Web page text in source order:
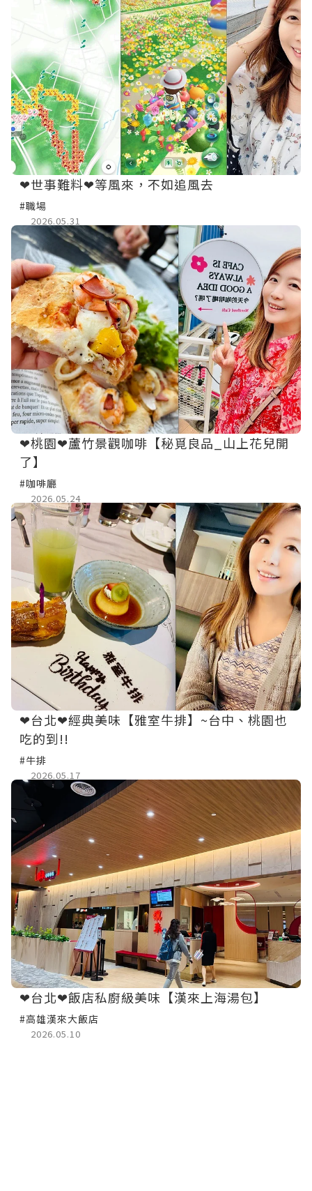
❤世事難料❤等風來，不如追風去
#職場
2026.05.31
❤桃園❤蘆竹景觀咖啡【秘覓良品_山上花兒開
了】
#咖啡廳
2026.05.24
❤台北❤經典美味【雅室牛排】~台中、桃園也
吃的到!!
#牛排
2026.05.17
❤台北❤飯店私廚級美味【漢來上海湯包】
#高雄漢來大飯店
2026.05.10